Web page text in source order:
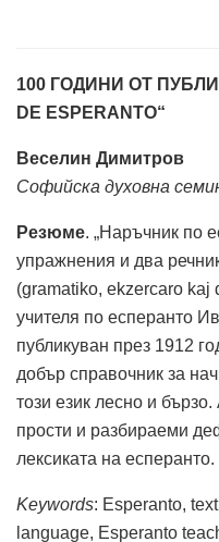
100 ГОДИНИ ОТ
DE ESPERANTO“
Веселин Димитров
Софийска духовна
Резюме. „Наръчник по
упражнения и два
(gramatiko, ekzercaro kaj
учителя по есперанто
публикуван през 1912
добър справочник за
този език лесно и
прости и разбираеми
лексиката на есперанто.
Keywords: Esperanto,
language, Esperanto